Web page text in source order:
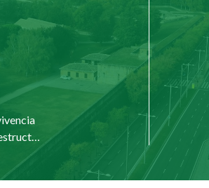
Urbanismo vivienda e infraestructuras